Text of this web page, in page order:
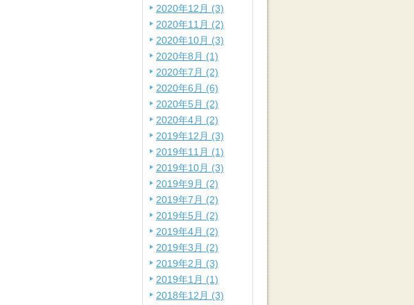
2020年12月 (3)
2020年11月 (2)
2020年10月 (3)
2020年8月 (1)
2020年7月 (2)
2020年6月 (6)
2020年5月 (2)
2020年4月 (2)
2019年12月 (3)
2019年11月 (1)
2019年10月 (3)
2019年9月 (2)
2019年7月 (2)
2019年5月 (2)
2019年4月 (2)
2019年3月 (2)
2019年2月 (3)
2019年1月 (1)
2018年12月 (3)